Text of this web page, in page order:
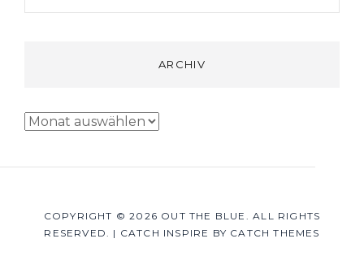
ARCHIV
Archiv
COPYRIGHT © 2026 OUT THE BLUE
. ALL RIGHTS
RESERVED. | CATCH INSPIRE BY CATCH THEMES